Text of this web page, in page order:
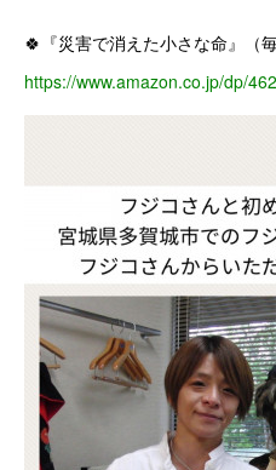
🍀『災害で消えた小さな命』（
https://www.amazon.co.jp/dp/